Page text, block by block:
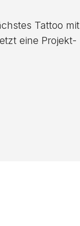
Tattoo mit
eine Projekt-